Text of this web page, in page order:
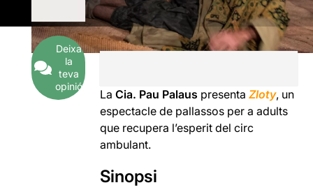
Deixa
la
teva
opinió
LaCia. Pau Palaus presenta Zloty, un
espectacle de pallassos per a adults
que recupera l’esperit del circ
ambulant.
Sinopsi